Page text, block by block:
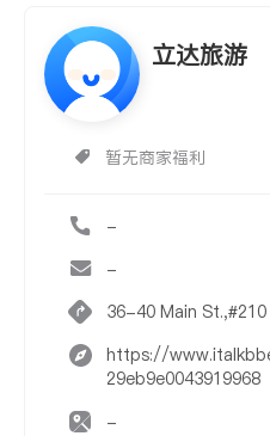
立达旅游
暂无商家福利
-
-
https://
29eb9e0043919968
-